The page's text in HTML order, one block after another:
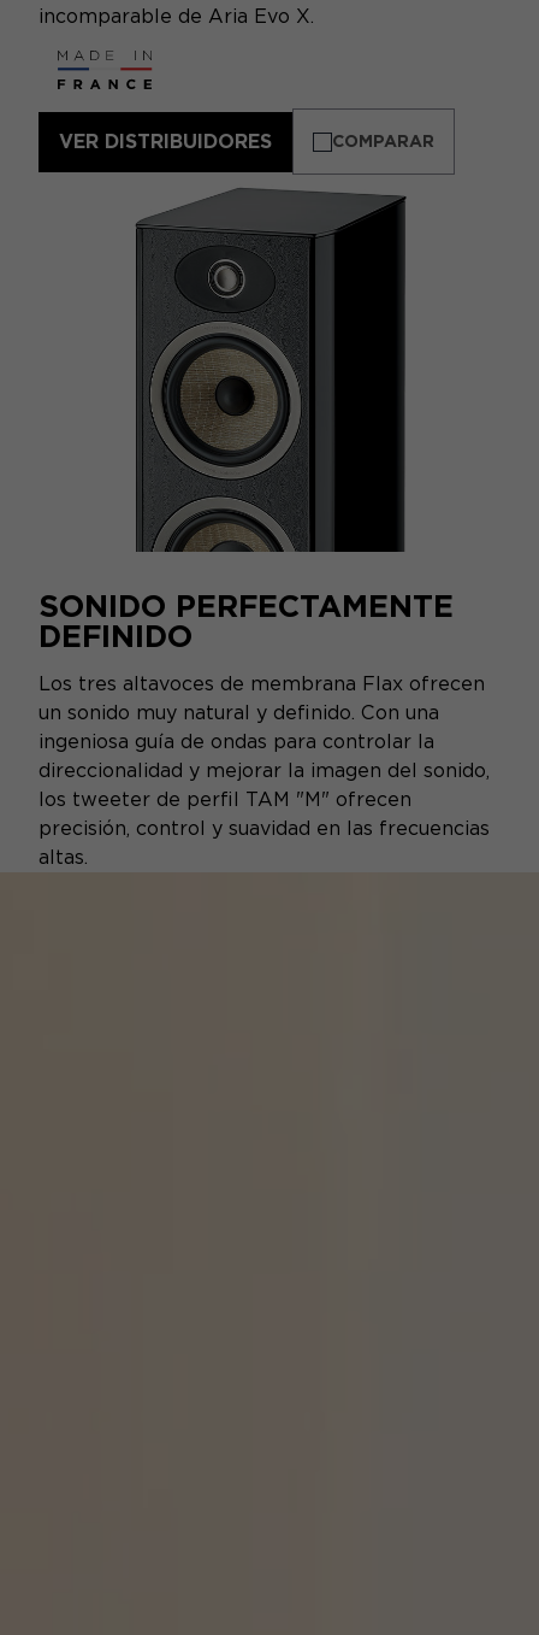
incomparable de Aria Evo X.
VER DISTRIBUIDORES COMPARAR
SONIDO PERFECTAMENTE
DEFINIDO
Los tres altavoces de membrana Flax ofrecen
un sonido muy natural y definido. Con una
ingeniosa guía de ondas para controlar la
direccionalidad y mejorar la imagen del sonido,
los tweeter de perfil TAM "M" ofrecen
precisión, control y suavidad en las frecuencias
altas.